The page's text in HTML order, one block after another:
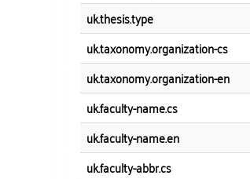
uk.thesis.type
uk.taxonomy.organization-cs
uk.taxonomy.organization-en
uk.faculty-name.cs
uk.faculty-name.en
uk.faculty-abbr.cs